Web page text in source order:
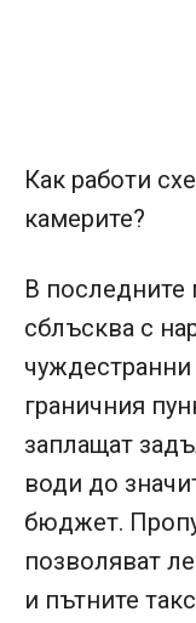
Как работи
камерите?
В последните
сблъсква с
граничния
заплащат
води до
бюджет.
позволяват
и пътните